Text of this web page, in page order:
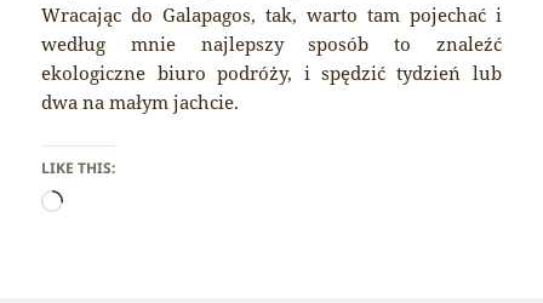
Wracając do Galapagos, tak, warto tam pojechać i
według mnie najlepszy sposób to znaleźć
ekologiczne biuro podróży, i spędzić tydzień lub
dwa na małym jachcie.
LIKE THIS:
Loading…